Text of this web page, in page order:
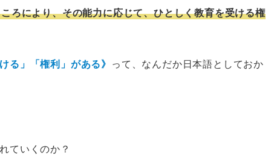
ろにより、その能力に応じて、ひとしく教育を受ける権
る」「権利」がある》 って、なんだか日本語としておか
ていくのか？